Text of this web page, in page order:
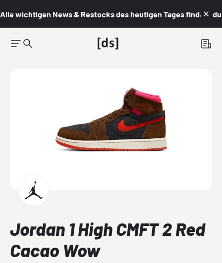
Alle wichtigen News & Restocks des heutigen Tages findest du
Jordan 1 High CMFT 2 Red
Cacao Wow